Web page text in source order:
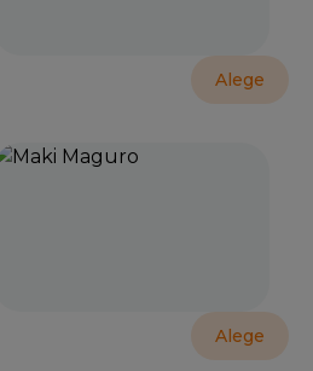
Alege
Alege